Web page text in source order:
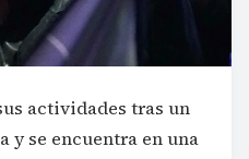
actividades tras un
y se encuentra en una